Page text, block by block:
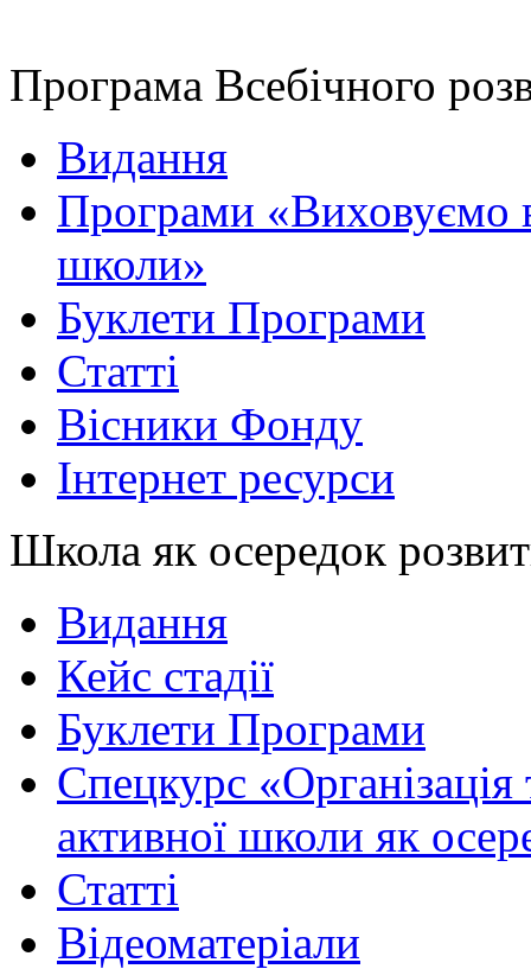
Програма Всебічного
Видання
Програми «Виховуємо
школи»
Буклети Програми
Статті
Вісники Фонду
Інтернет ресурси
Школа як осередок
Видання
Кейс стадії
Буклети Програми
Спецкурс
активної школи як
Статті
Відеоматеріали